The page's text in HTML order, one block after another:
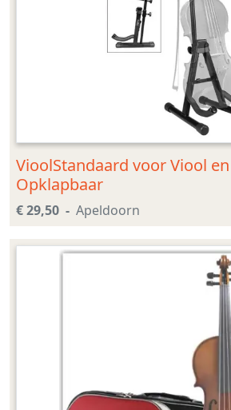
VioolStandaard voor Viool
Opklapbaar
€ 29,50 Apeldoorn